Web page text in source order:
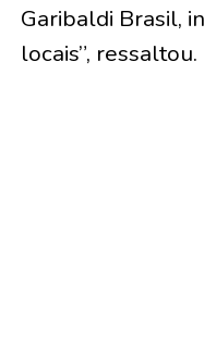
Garibaldi Brasil,
locais”, ressaltou.